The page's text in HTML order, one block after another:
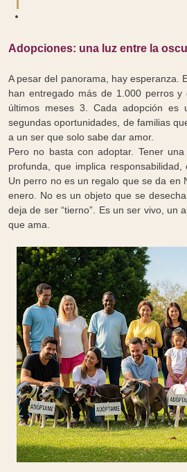
Adopciones: una luz entre la
A pesar del panorama, hay esperanza.
han entregado más de 1.000 perros
últimos meses 3. Cada adopción es
segundas oportunidades, de familias
a un ser que solo sabe dar amor.
Pero no basta con adoptar. Tener
profunda, que implica responsabilidad,
Un perro no es un regalo que se da en
enero. No es un objeto que se
deja de ser “tierno”. Es un ser vivo, un
que ama.